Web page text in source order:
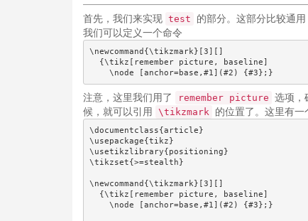
首先，我们来实现 test 的部分。这部分比较通
我们可以定义一个命令
\newcommand{\tikzmark}[3][]
  {\tikz[remember picture, baseline]
    \node [anchor=base,#1](#2) {#3};}
注意，这里我们用了 remember picture 选项，
候，就可以引用 \tikzmark 的位置了。这里有一
\documentclass{article}
\usepackage{tikz}
\usetikzlibrary{positioning}
\tikzset{>=stealth}
\newcommand{\tikzmark}[3][]
  {\tikz[remember picture, baseline]
    \node [anchor=base,#1](#2) {#3};}